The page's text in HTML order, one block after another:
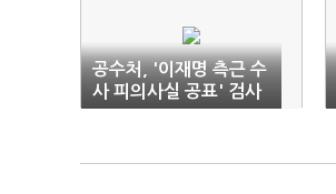
공수처, '이재명 측근 수
사 피의사실 공표' 검사
들 사건 2부 배당